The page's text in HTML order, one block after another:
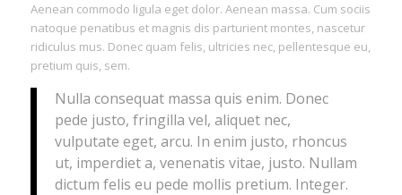
Aenean commodo ligula eget dolor. Aenean massa. Cum sociis
natoque penatibus et magnis dis parturient montes, nascetur
ridiculus mus. Donec quam felis, ultricies nec, pellentesque eu,
pretium quis, sem.
Nulla consequat massa quis enim. Donec
pede justo, fringilla vel, aliquet nec,
vulputate eget, arcu. In enim justo, rhoncus
ut, imperdiet a, venenatis vitae, justo. Nullam
dictum felis eu pede mollis pretium. Integer.